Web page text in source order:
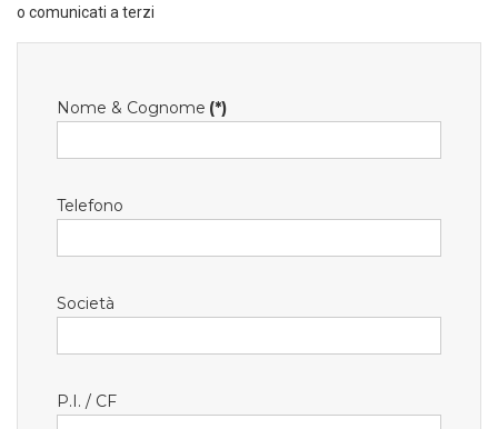
o comunicati a terzi
Nome & Cognome (*)
Telefono
Società
P.I. / CF